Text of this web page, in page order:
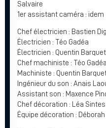
Salvaire
1er assistant caméra : idem
Chef électricien : Bastien
Électricien : Téo Gadéa
Électricien : Quentin Barquet
Chef machiniste : Téo Gadéa
Machiniste : Quentin
Ingénieur du son : Anais
Assistant son : Maxence
Chef décoration : Léa Sintes
Équipe décoration :